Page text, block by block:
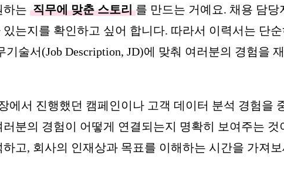
하는 직무에 맞춘 스토리 를 만드는 거예요. 채용 담당
는지를 확인하고 싶어 합니다. 따라서 이력서는 단순
술서(Job Description, JD)에 맞춰 여러분의 경험을
에서 진행했던 캠페인이나 고객 데이터 분석 경험을
분의 경험이 어떻게 연결되는지 명확히 보여주는 것
고, 회사의 인재상과 목표를 이해하는 시간을 가져보